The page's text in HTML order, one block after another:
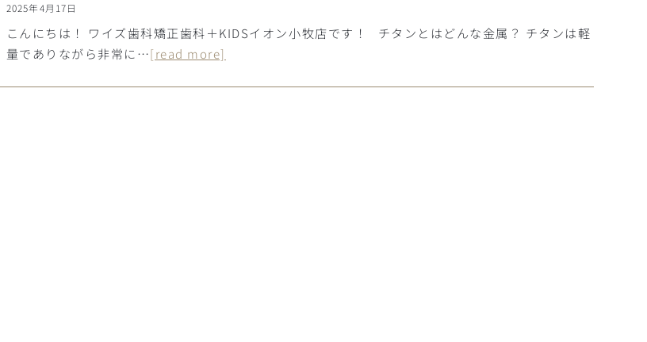
2025年4月17日
こんにちは！ ワイズ歯科矯正歯科＋KIDSイオン小牧店です！ チタンとはどんな金属？ チタンは軽
量でありながら非常に…[read more]